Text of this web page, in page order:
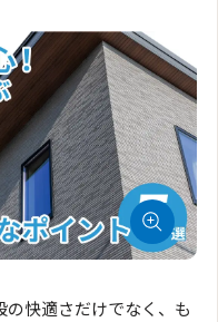
快適さだけでなく、も